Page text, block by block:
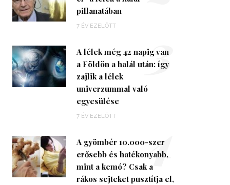
pillanatában
7 ÉV EZELŐTT
A lélek még 42 napig van
a Földön a halál után: így
zajlik a lélek
univerzummal való
egyesülése
7 ÉV EZELŐTT
3
A gyömbér 10.000-szer
erősebb és hatékonyabb,
mint a kemó? Csak a
rákos sejteket pusztítja el,
4